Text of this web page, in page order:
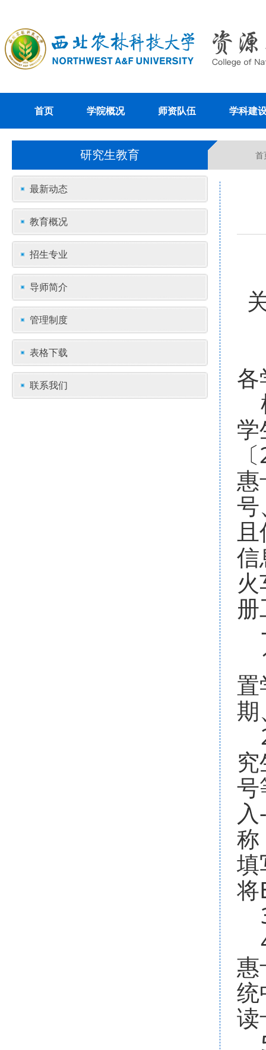
首页 学院概况 师资队伍 学科建
研究生教育 首
最新动态
教育概况
招生专业
导师简介
管理制度
表格下载
联系我们
惠
号
信
期
号
称
填
将
惠
统
读